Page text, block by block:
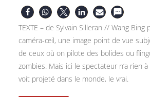
TEXTE – de Sylvain Silleran // Wang Bing
caméra-œil, une image point de vue
de ceux où on pilote des bolides ou
zombies. Mais ici le spectateur n’a rien
voit projeté dans le monde, le vrai.